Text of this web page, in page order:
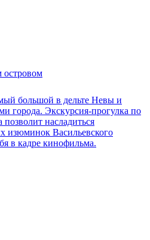
островом
большой в дельте Невы и
города. Экскурсия-прогулка по
позволит насладиться
изюминок Васильевского
в кадре кинофильма.